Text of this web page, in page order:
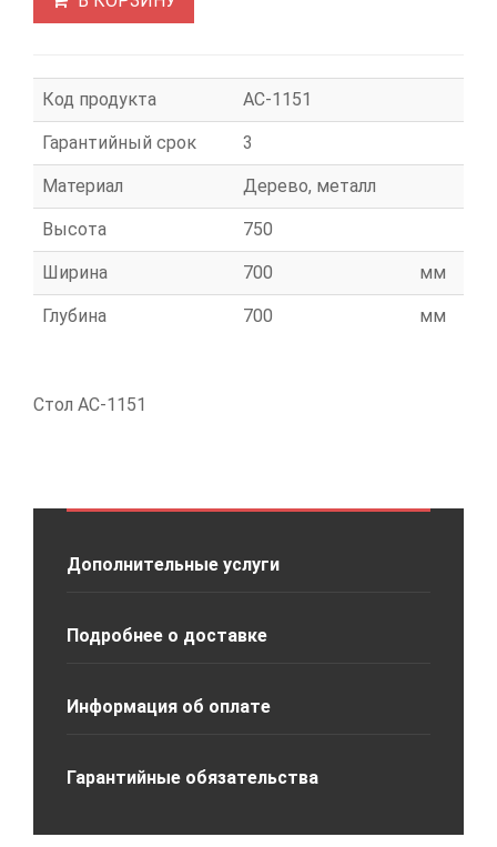
Код продукта АС-1151
Гарантийный срок 3
Материал Дерево, металл
Высота 750
Ширина 700 мм
Глубина 700 мм
Стол АС-1151
Дополнительные услуги
Подробнее о доставке
Информация об оплате
Гарантийные обязательства